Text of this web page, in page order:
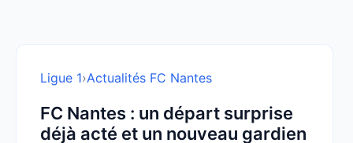
Ligue 1›Actualités FC Nantes
FC Nantes : un départ surprise
déjà acté et un nouveau gardien